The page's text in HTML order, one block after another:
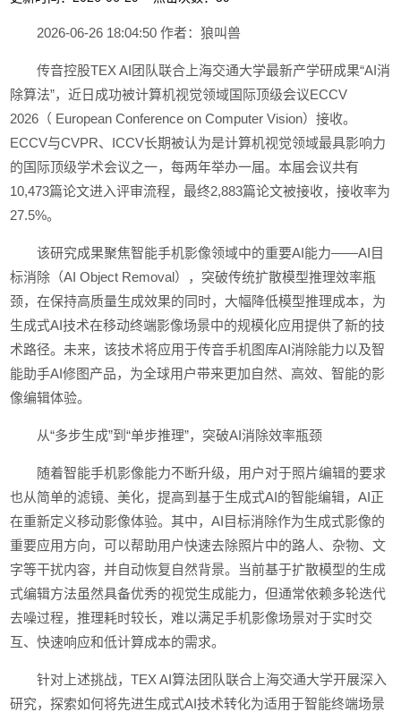
2026-06-26 18:04:50 作者：狼叫兽
传音控股TEX AI团队联合上海交通大学最新产学研成果“AI消
除算法”，近日成功被计算机视觉领域国际顶级会议ECCV
2026（ European Conference on Computer Vision）接收。
ECCV与CVPR、ICCV长期被认为是计算机视觉领域最具影响力
的国际顶级学术会议之一，每两年举办一届。本届会议共有
10,473篇论文进入评审流程，最终2,883篇论文被接收，接收率为
27.5%。
该研究成果聚焦智能手机影像领域中的重要AI能力——AI目
标消除（AI Object Removal），突破传统扩散模型推理效率瓶
颈，在保持高质量生成效果的同时，大幅降低模型推理成本，为
生成式AI技术在移动终端影像场景中的规模化应用提供了新的技
术路径。未来，该技术将应用于传音手机图库AI消除能力以及智
能助手AI修图产品，为全球用户带来更加自然、高效、智能的影
像编辑体验。
从“多步生成”到“单步推理”，突破AI消除效率瓶颈
随着智能手机影像能力不断升级，用户对于照片编辑的要求
也从简单的滤镜、美化，提高到基于生成式AI的智能编辑，AI正
在重新定义移动影像体验。其中，AI目标消除作为生成式影像的
重要应用方向，可以帮助用户快速去除照片中的路人、杂物、文
字等干扰内容，并自动恢复自然背景。当前基于扩散模型的生成
式编辑方法虽然具备优秀的视觉生成能力，但通常依赖多轮迭代
去噪过程，推理耗时较长，难以满足手机影像场景对于实时交
互、快速响应和低计算成本的需求。
针对上述挑战，TEX AI算法团队联合上海交通大学开展深入
研究，探索如何将先进生成式AI技术转化为适用于智能终端场景